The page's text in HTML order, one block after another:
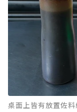
桌面上皆有放置佐